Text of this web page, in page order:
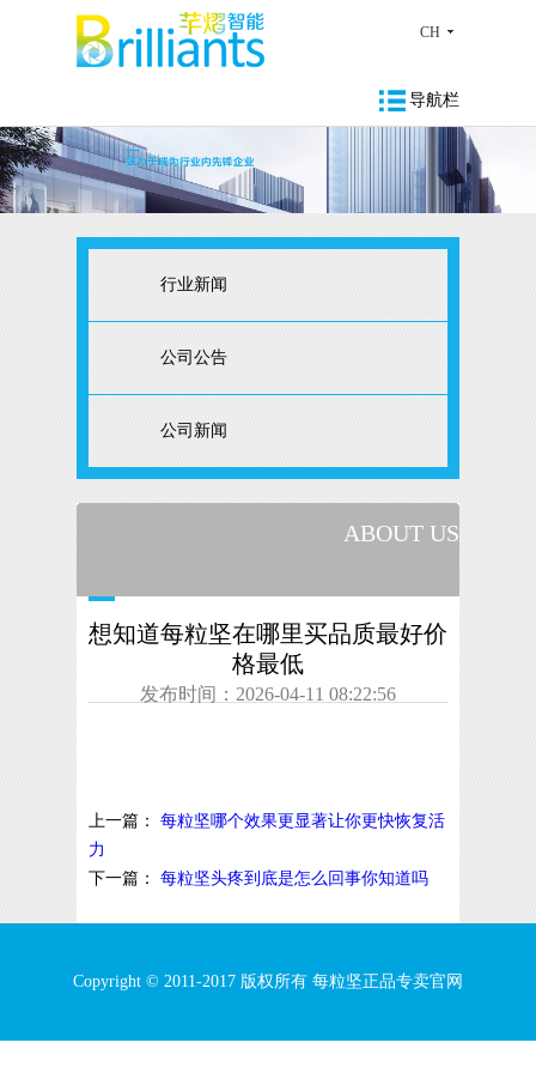
导航栏
CH
行业新闻
公司公告
公司新闻
ABOUT US
想知道每粒坚在哪里买品质最好价
格最低
发布时间：2026-04-11 08:22:56
上一篇： 每粒坚哪个效果更显著让你更快恢复活
力
下一篇： 每粒坚头疼到底是怎么回事你知道吗
Copyright © 2011-2017 版权所有 每粒坚正品专卖官网